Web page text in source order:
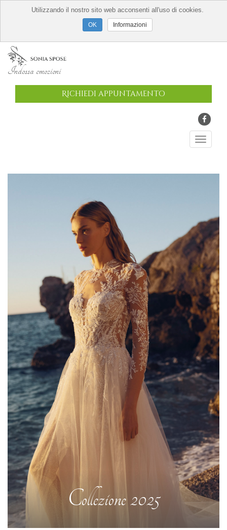
Indossa emozioni
Richiedi appuntamento
Collezione 2025
Utilizzando il nostro sito web acconsenti all'uso di cookies.
Informazioni